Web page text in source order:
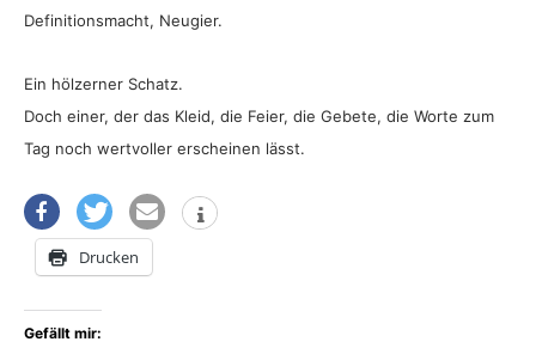
Definitionsmacht, Neugier.
Ein hölzerner Schatz.
Doch einer, der das Kleid, die Feier, die Gebete, die Worte zum
Tag noch wertvoller erscheinen lässt.
Drucken
Gefällt mir: